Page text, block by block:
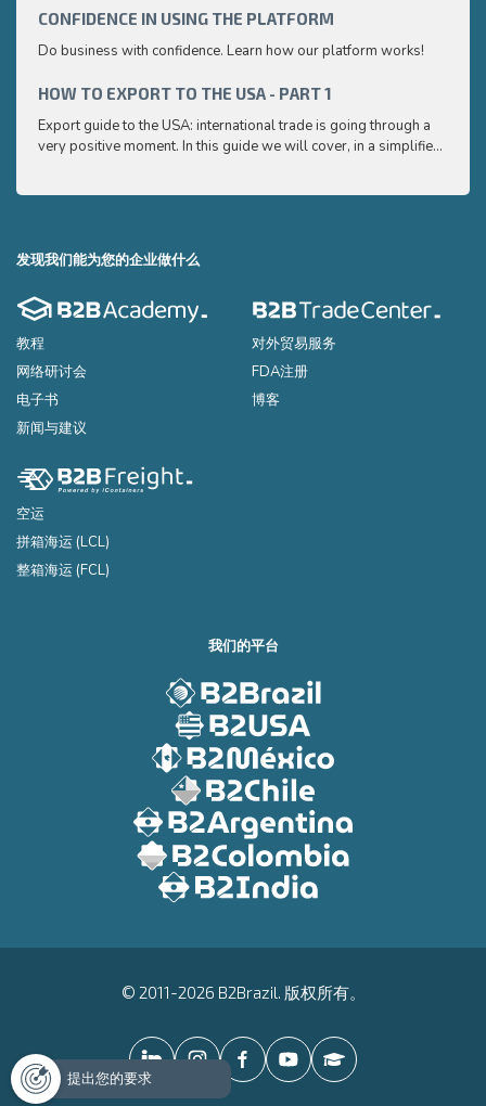
提出您的要求
CONFIDENCE IN USING THE PLATFORM
Do business with confidence. Learn how our platform works!
HOW TO EXPORT TO THE USA - PART 1
Export guide to the USA: international trade is going through a
very positive moment. In this guide we will cover, in a simplified
to
发现我们能为您的企业做什么
教程
网络研讨会
电子书
新闻与建议
对外贸易服务
FDA注册
博客
空运
拼箱海运 (LCL)
整箱海运 (FCL)
我们的平台
© 2011-2026 B2Brazil. 版权所有。